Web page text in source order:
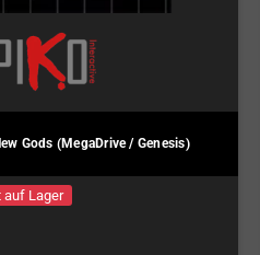
Gods (MegaDrive / Genesis)
auf Lager